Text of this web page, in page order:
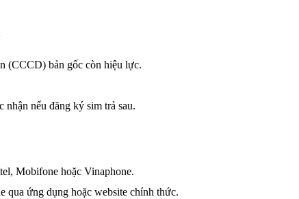
(CCCD) bản gốc còn hiệu lực.
nhận nếu đăng ký sim trả sau.
Mobifone hoặc Vinaphone.
qua ứng dụng hoặc website chính thức.